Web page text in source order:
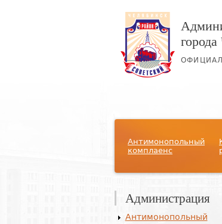
Антимонопольный
комплаенс
Администрация
Антимонопольный